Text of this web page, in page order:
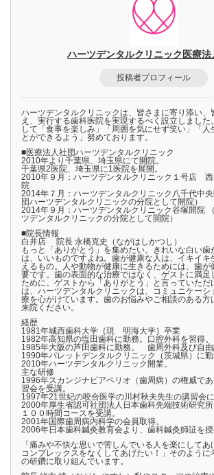
ハーツデンタルクリニック医療法
投稿者プロフィール
ハーツデンタルクリニックは、皆さまに寄り添い、
え、実行する歯科医院を実現するべく設立しました
して「食事を楽しみ」「周囲を気にせず笑い」「人
とができるよう」努めております。
■医療法人社団ハーツデンタルクリニック
2010年より千葉県、埼玉県にて開院。
千葉県2医院、埼玉県に1医院を展開。
2010年９月：ハーツデンタルクリニック１号店 西
院
2014年７月：ハーツデンタルクリニック八千代中
団ハーツデンタルクリニックの分院として開院）
2014年９月：ハーツデンタルクリニック谷塚開院
ツデンタルクリニックの分院として開院）
■院長情報
白井店 院長 永橋克史（ながはしかつし）
もっと「ありがとう」を集めたい。きれいな白い
は、いいものですよね。歯が健康な人は、イキイキ
えるもの。人や動物が健康に生きるためには、歯
要です。歯の表面的な治療ではなく、ゲストに満足
ために。ゲストから「ありがとう」と言っていただ
は、ハーツデンタルクリニックは、コミュニケーシ
療を心がけています。歯のお悩みやご相談のある方
来院ください。
経歴
1981年城西歯科大学｛現 明海大学｝卒業
1982年高知県の塩田歯科に勤務。口腔外科を習得。
1985年大阪の芦田歯科に勤務。 歯周外科及び自由
1990年パレットデンタルクリニック（茨城県）に勤
2010年ハーツデンタルクリニック開業。
主な研修
1996年スカンジナビアペリオ（歯周病）の権威で
習会を受講。
1997年21世紀の咬合医学の川村秋夫先生の講習会に
2000年厚生省認可社団法人日本歯科先端技術研究
１００時間コースを受講。
2001年国際歯周病内科学の会員取得。
2006年日本歯科鍼灸教育会より、歯科鍼灸師証を授
「痛みや不快な思いで苦しんでいる人を楽にして
コンプレックスをなくしてあげたい！」そのよう
の研鑽に取り組んでいます。